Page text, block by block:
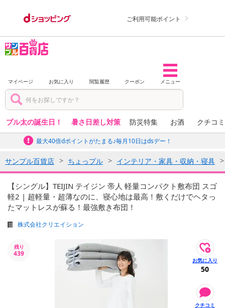
ご利用可能ポイント
マイページ お気に入り 閲覧履歴 クーポン メニュー
プル太の誕生日！ 暑さ日差し対策 防災特集 お酒 クチコ
最大40倍dポイントがたまる♪毎月10日はdsデー！
サンプル百貨店 ちょっプル インテリア・家具・収納・寝具
【シングル】TEIJIN テイジン 帝人 軽量コンパクト敷布団 スゴ
軽2 | 超軽量・超薄なのに、寝心地は最高！敷くだけでヘタっ
たマットレスが蘇る！最強敷き布団！
株式会社クリエイション
残り
439
50